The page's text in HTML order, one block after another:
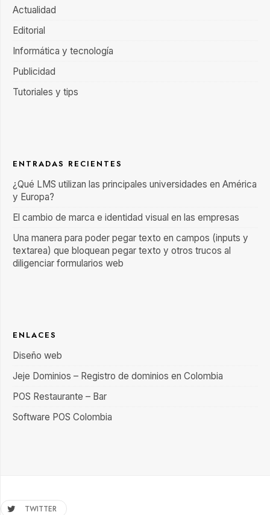
Actualidad
Editorial
Informática y tecnología
Publicidad
Tutoriales y tips
ENTRADAS RECIENTES
¿Qué LMS utilizan las principales universidades en América
y Europa?
El cambio de marca e identidad visual en las empresas
Una manera para poder pegar texto en campos (inputs y
textarea) que bloquean pegar texto y otros trucos al
diligenciar formularios web
ENLACES
Diseño web
Jeje Dominios – Registro de dominios en Colombia
POS Restaurante – Bar
Software POS Colombia
TWITTER